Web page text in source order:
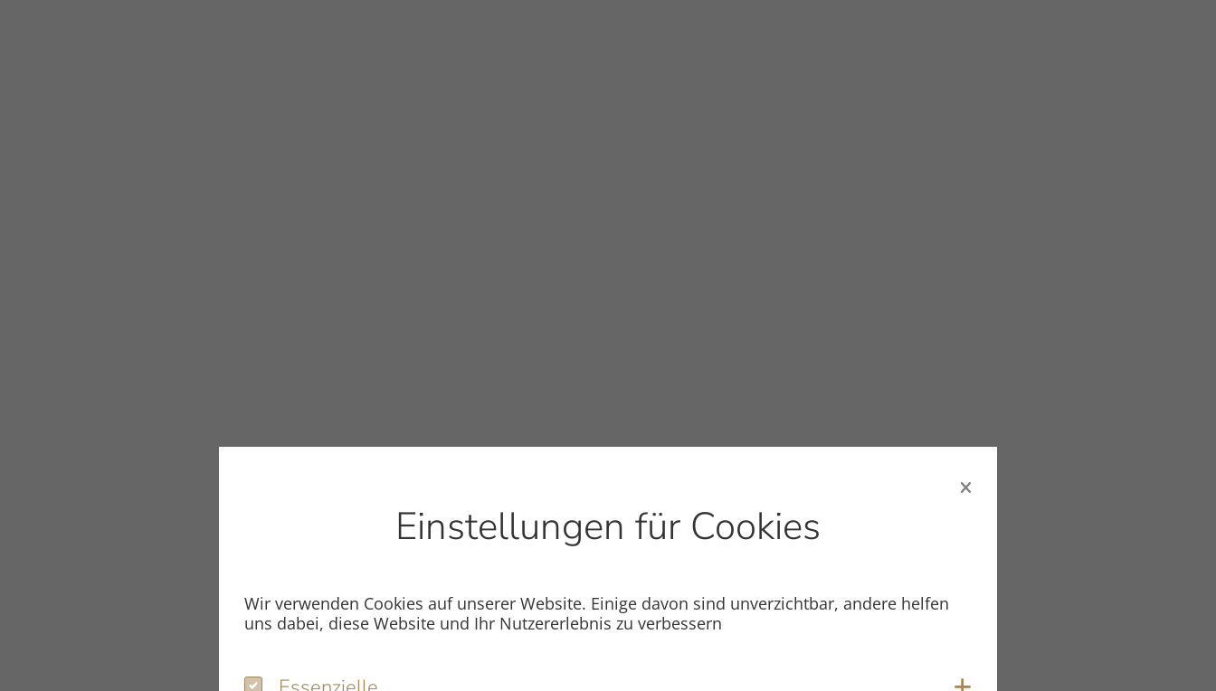
Einstellungen für Cookies
Wir verwenden Cookies auf unserer Website. Einige davon sind unverzichtbar, andere helfen
uns dabei, diese Website und Ihr Nutzererlebnis zu verbessern
Essenzielle